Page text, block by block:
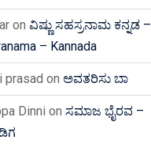
on ವಿಷ್ಣು ಸಹಸ್ರನಾಮ ಕನ್ನಡ –
– Kannada
prasad on ಅವತರಿಸು ಬಾ
Dinni on ಸಮಾಜ ಭೈರವ –